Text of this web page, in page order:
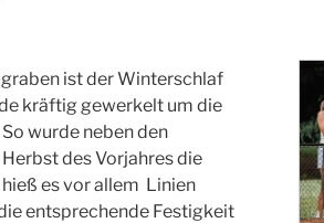
ist der Winterschlaf
kräftig gewerkelt um die
wurde neben den
des Vorjahres die
es vor allem Linien
entsprechende Festigkeit